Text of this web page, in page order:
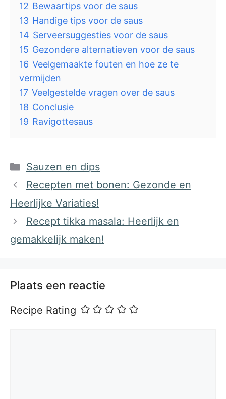
12 Bewaartips voor de saus
13 Handige tips voor de saus
14 Serveersuggesties voor de saus
15 Gezondere alternatieven voor de saus
16 Veelgemaakte fouten en hoe ze te
vermijden
17 Veelgestelde vragen over de saus
18 Conclusie
19 Ravigottesaus
Categorieën
Sauzen en dips
Recepten met bonen: Gezonde en
Heerlijke Variaties!
Recept tikka masala: Heerlijk en
gemakkelijk maken!
Plaats een reactie
Recipe Rating